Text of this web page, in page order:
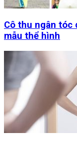
Cô thu ngân tóc
mẫu thể hình